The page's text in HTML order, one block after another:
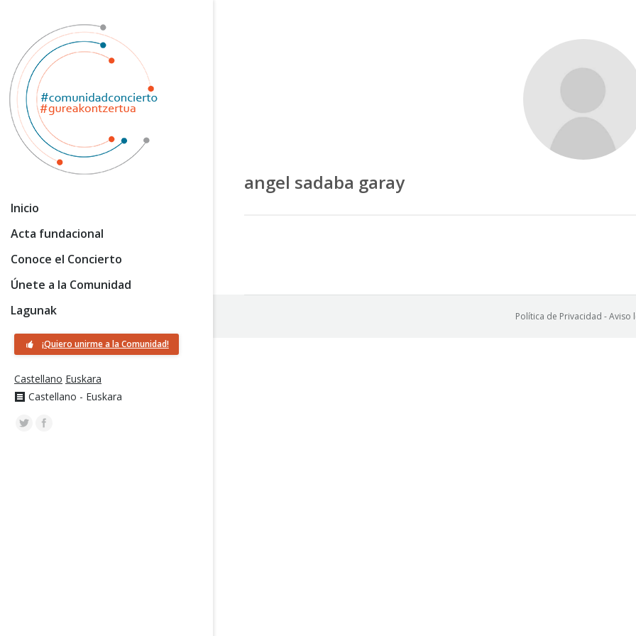
Inicio
Acta fundacional
Conoce el Concierto
Únete a la Comunidad
Lagunak
¡Quiero unirme a la Comunidad!
Castellano Euskara
Castellano - Euskara
angel sadaba garay
Política de Privacidad -Aviso